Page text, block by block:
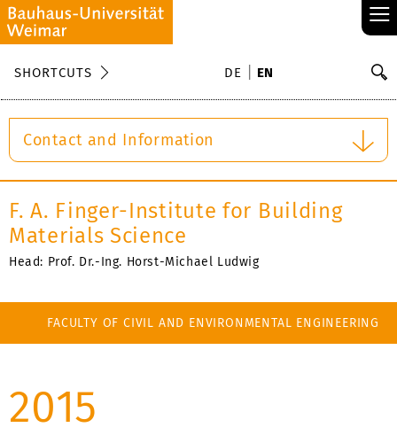
≡
SHORTCUTS DE EN
Contact and Information
F. A. Finger-Institute for Building
Materials Science
Head: Prof. Dr.-Ing. Horst-Michael Ludwig
FACULTY OF CIVIL AND ENVIRONMENTAL ENGINEERING
2015